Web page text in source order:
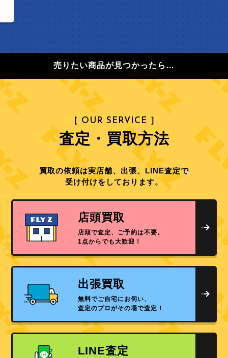
売りたい商品が見つかったら…
［ OUR SERVICE ］
査定・買取方法
買取の依頼は実店舗、出張、LINE査定で
受け付けをしております。
店頭買取
店頭で査定、ご予約は不要。
1点からでも大歓迎！
出張買取
無料でご自宅にお伺い、
査定のプロがその場で査定！
LINE査定